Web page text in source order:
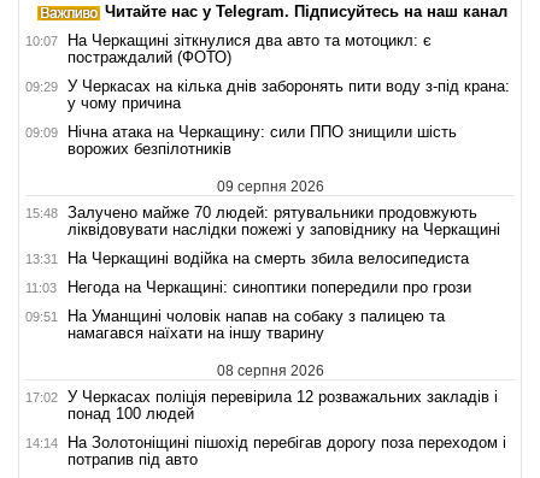
Читайте нас у Telegram. Підписуйтесь на наш канал
10:07
На Черкащині зіткнулися два авто та мотоцикл: є
постраждалий (ФОТО)
09:29
У Черкасах на кілька днів заборонять пити воду з-під крана:
у чому причина
09:09
Нічна атака на Черкащину: сили ППО знищили шість
ворожих безпілотників
09 серпня 2026
15:48
Залучено майже 70 людей: рятувальники продовжують
ліквідовувати наслідки пожежі у заповіднику на Черкащині
13:31 На Черкащині водійка на смерть збила велосипедиста
11:03 Негода на Черкащині: синоптики попередили про грози
09:51
На Уманщині чоловік напав на собаку з палицею та
намагався наїхати на іншу тварину
08 серпня 2026
17:02
У Черкасах поліція перевірила 12 розважальних закладів і
понад 100 людей
14:14
На Золотоніщині пішохід перебігав дорогу поза переходом і
потрапив під авто